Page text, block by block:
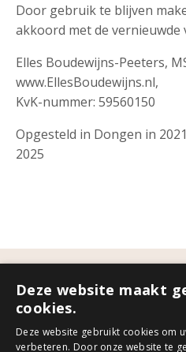
Door gebruik te blijven
akkoord met de vernieuwde
Elles Boudewijns-Peeters,
www.EllesBoudewijns.nl,
KvK-nummer: 59560150
Opgesteld in Dongen in
2025
Algemene voorwaarden
Deze website maakt
cookies.
Deze website gebruikt cookies om
verbeteren. Door onze website te